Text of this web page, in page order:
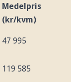
Medelpris
(kr/kvm)
47 995
119 585